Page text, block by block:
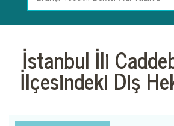
İstanbul İli
İlçesindeki Diş